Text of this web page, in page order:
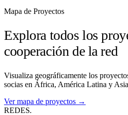
Mapa de Proyectos
Explora todos los
cooperación de la red
Visualiza geográficamente los
socias en África, América Latina y
Ver mapa de proyectos →
REDES.